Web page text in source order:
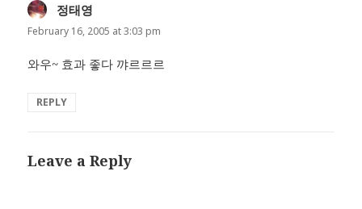
정태영
February 16, 2005 at 3:03 pm
와우~ 효과 좋다 꺄르르르
REPLY
Leave a Reply